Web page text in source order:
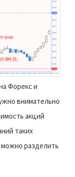
Форекс и
внимательно
акций
таких
можно разделить